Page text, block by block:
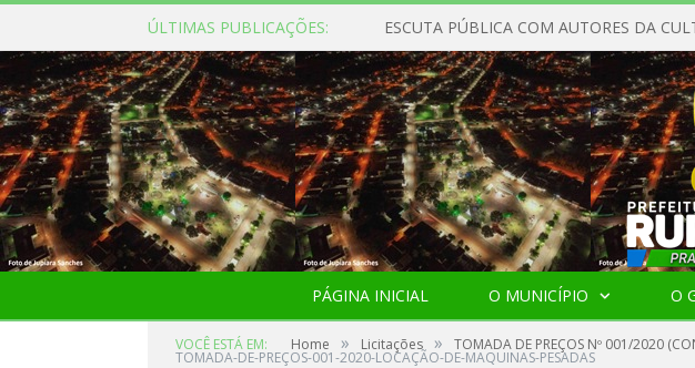
ÚLTIMAS PUBLICAÇÕES: ESCUTA PÚBLICA COM AUTORES DA
PÁGINA INICIAL O MUNICÍPIO O
VOCÊ ESTÁ EM: Home » Licitações » TOMADA DE PREÇOS Nº 001/2020
TOMADA-DE-PREÇOS-001-2020-LOCAÇÃO-DE-MAQUINAS-PESADAS